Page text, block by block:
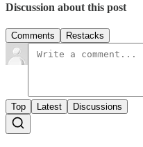
Discussion about this post
Comments Restacks
Top Latest Discussions